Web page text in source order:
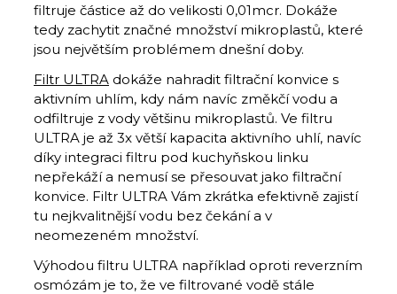
filtruje částice až do velikosti 0,01mcr. Dokáže
tedy zachytit značné množství mikroplastů, které
jsou největším problémem dnešní doby.
Filtr ULTRA dokáže nahradit filtrační konvice s
aktivním uhlím, kdy nám navíc změkčí vodu a
odfiltruje z vody většinu mikroplastů. Ve filtru
ULTRA je až 3x větší kapacita aktivního uhlí, navíc
díky integraci filtru pod kuchyňskou linku
nepřekáží a nemusí se přesouvat jako filtrační
konvice. Filtr ULTRA Vám zkrátka efektivně zajistí
tu nejkvalitnější vodu bez čekání a v
neomezeném množství.
Výhodou filtru ULTRA například oproti reverzním
osmózám je to, že ve filtrované vodě stále